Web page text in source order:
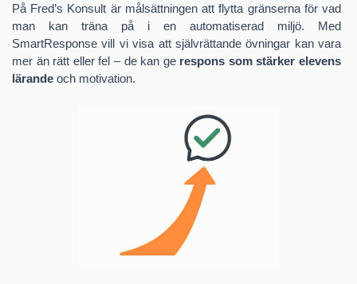
effektiva och lärandeinriktade.
olika idéer och projekt.
Programmering började som en hobby. Jag har ingen formell
datautbildning utan har förvärvat färdigheterna på egen hand.
Under åren har jag utvecklat flera nischade program och
fått sälja lösningar till företag i flera länder.
Vid sidan av utvecklingsarbetet arbetar jag som lärare i
svenska som andraspråk (SFI). Det var där idén till
SmartResponse föddes – i klassrummets behov av övningar
som ger mer än rätt eller fel. Jag har testat och förfinat idén i
min egen undervisning under många år, och vidareutvecklat
den i mitt examensarbete om ordinlärning i främmande språk.
På Fred’s Konsult är målsättningen att flytta gränserna för vad
man kan träna på i en automatiserad miljö. Med
SmartResponse vill vi visa att självrättande övningar kan vara
mer än rätt eller fel – de kan ge respons som stärker elevens
lärande och motivation.